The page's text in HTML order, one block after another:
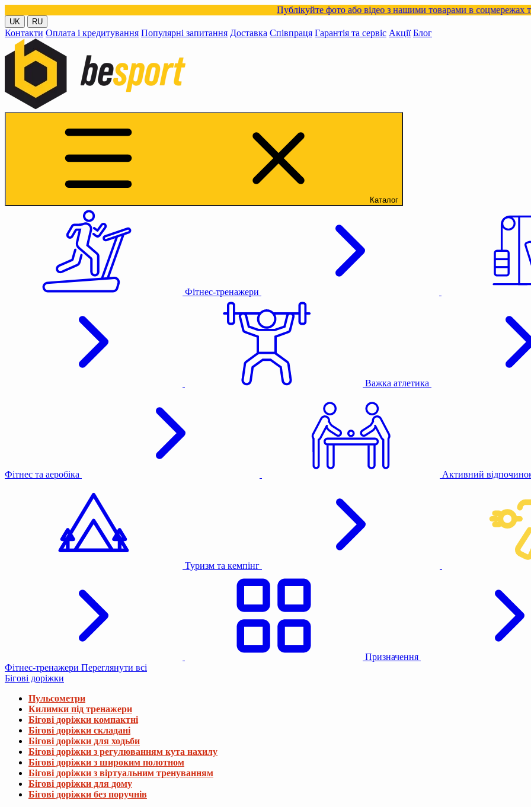
Публікуйте фото або відео з нашими товарами в соцмережах та
UK RU
Контакти Оплата і кредитування Популярні запитання Доставка Співпраця Гарантія та сервіс Акції Блог
Каталог
Фітнес-тренажери
Важка атлетика
Фітнес та аеробіка Активний
Туризм та кемпінг
Призначення
Фітнес-тренажери Переглянути всі
Бігові доріжки
Пульсометри
Килимки під тренажери
Бігові доріжки компактні
Бігові доріжки складані
Бігові доріжки для ходьби
Бігові доріжки з регулюванням кута нахилу
Бігові доріжки з широким полотном
Бігові доріжки з віртуальним тренуванням
Бігові доріжки для дому
Бігові доріжки без поручнів